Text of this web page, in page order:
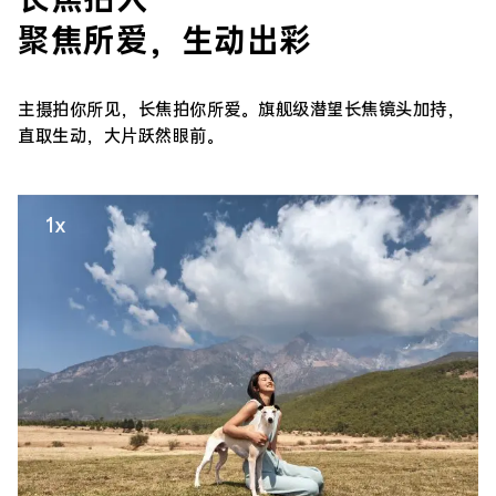
1x
聚焦所爱，生动出彩
主摄拍你所见，长焦拍你所爱。旗舰级潜望长焦镜头加持，
直取生动，大片跃然眼前。